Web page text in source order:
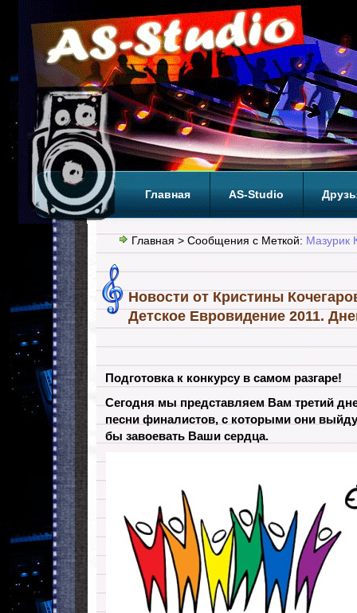
Главная AS-Studio
Теги ТОП
Главная > Сообщения с Меткой: Мазурик
Новости от Кристины
Детское Евровидение 2011.
Подготовка к конкурсу в самом разгаре!
Сегодня мы представляем Вам третий
песни финалистов, с которыми они
бы завоевать Ваши сердца.